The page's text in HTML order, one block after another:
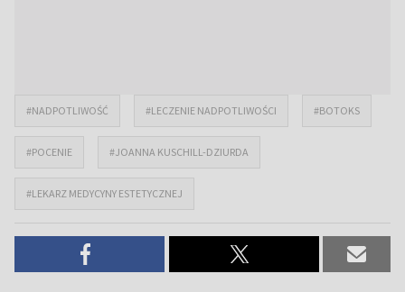
#NADPOTLIWOŚĆ #LECZENIE NADPOTLIWOŚCI #BOTOKS
#POCENIE #JOANNA KUSCHILL-DZIURDA
#LEKARZ MEDYCYNY ESTETYCZNEJ